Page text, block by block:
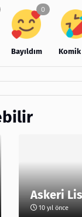
Bayıldım Komik
Askeri
10 yıl önce